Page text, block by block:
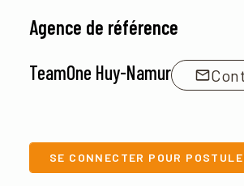
Agence de référence
TeamOne Huy-Namur
SE CONNECTER POUR